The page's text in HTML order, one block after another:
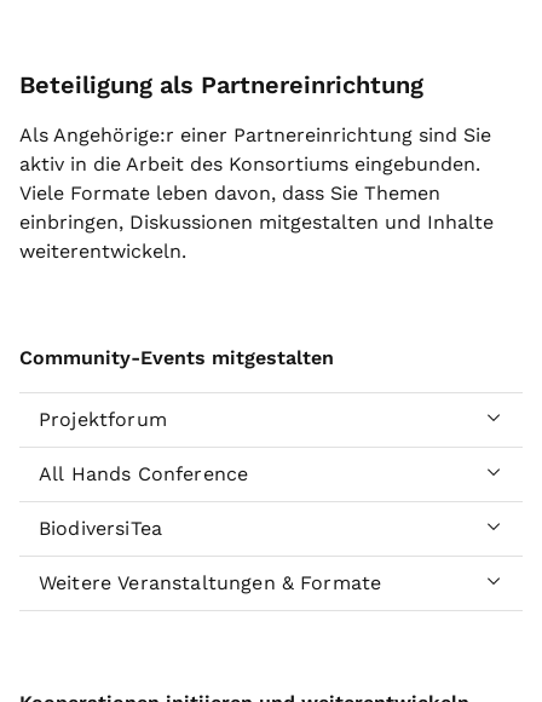
Beteiligung als Partnereinrichtung
Als Angehörige:r einer Partnereinrichtung sind Sie
aktiv in die Arbeit des Konsortiums eingebunden.
Viele Formate leben davon, dass Sie Themen
einbringen, Diskussionen mitgestalten und Inhalte
weiterentwickeln.
Community-Events mitgestalten
Projektforum
All Hands Conference
BiodiversiTea
Weitere Veranstaltungen & Formate